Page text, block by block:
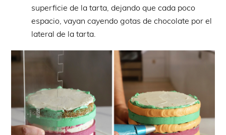
superficie de la tarta, dejando que cada poco
espacio, vayan cayendo gotas de chocolate por el
lateral de la tarta.